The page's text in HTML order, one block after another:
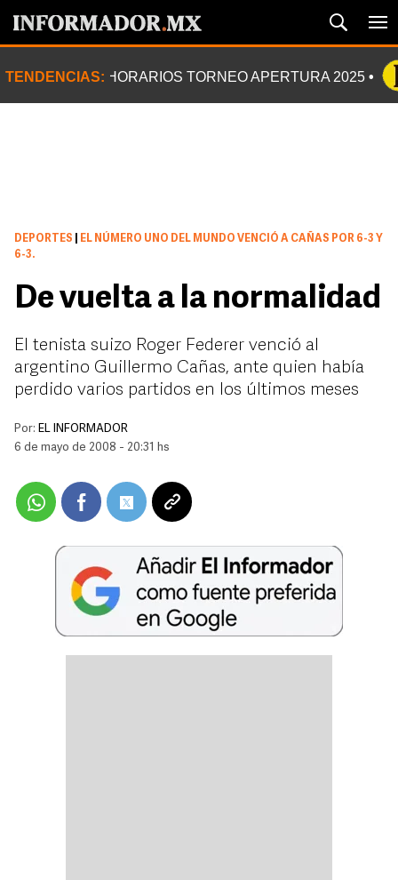
TENDENCIAS: HORARIOS TORNEO APERTURA 2025
DEPORTES
EL NÚMERO UNO DEL MUNDO VENCIÓ A CAÑAS POR 6-3 Y
6-3.
De vuelta a la normalidad
El tenista suizo Roger Federer venció al
argentino Guillermo Cañas, ante quien había
perdido varios partidos en los últimos meses
Por: EL INFORMADOR
6 de mayo de 2008 - 20:31 hs